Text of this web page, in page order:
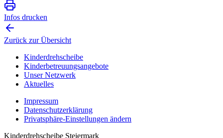
Infos drucken
Zurück zur Übersicht
Kinderdrehscheibe
Kinderbetreuungs­angebote
Unser Netzwerk
Aktuelles
Impressum
Datenschutzerklärung
Privatsphäre-Einstellungen ändern
Kinderdrehscheibe Steiermark